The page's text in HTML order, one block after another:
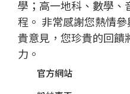
學；高一地科、數學、
程。 非常感謝您熱情
貴意見，您珍貴的回饋
力。
官方網站